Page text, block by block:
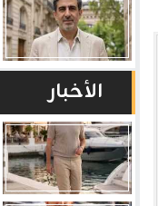
الأخبار